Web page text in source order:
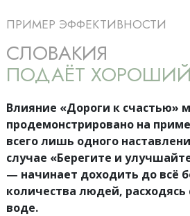
ПРИМЕР ЭФФЕКТИВНОСТИ
СЛОВАКИЯ
ПОДАЁТ
Влияние «Дороги к счастью»
продемонстрировано на
всего лишь одного
случае «Берегите и
— начинает доходить до всё
количества людей, расходясь
воде.